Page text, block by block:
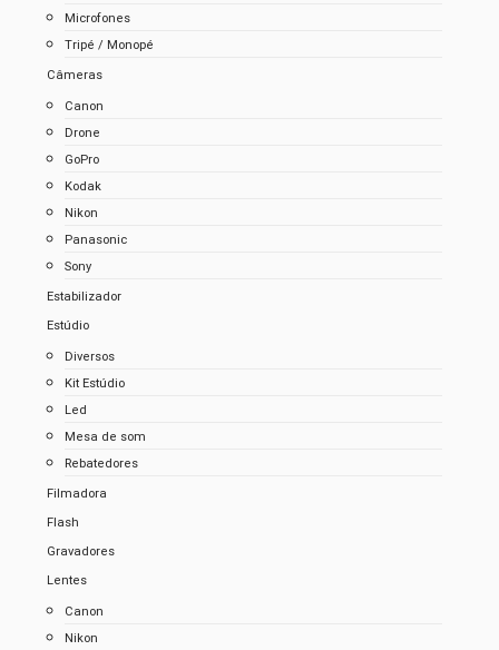
Microfones
Tripé / Monopé
Câmeras
Canon
Drone
GoPro
Kodak
Nikon
Panasonic
Sony
Estabilizador
Estúdio
Diversos
Kit Estúdio
Led
Mesa de som
Rebatedores
Filmadora
Flash
Gravadores
Lentes
Canon
Nikon